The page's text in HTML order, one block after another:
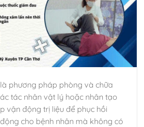
phương pháp phòng và chữa
tác nhân vật lý hoặc nhân tạo
vận động trị liệu để phục hồi
cho bệnh nhân mà không có